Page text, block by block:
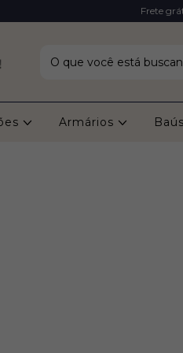
Frete
Armários